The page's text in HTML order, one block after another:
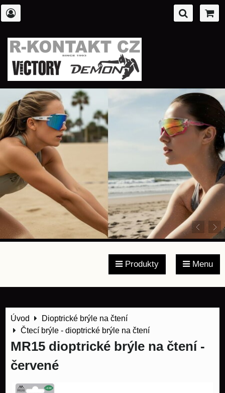
Produkty Menu
Úvod
Dioptrické brýle na čtení
Čtecí brýle - dioptrické brýle na čtení
MR15 dioptrické brýle na čtení -
červené